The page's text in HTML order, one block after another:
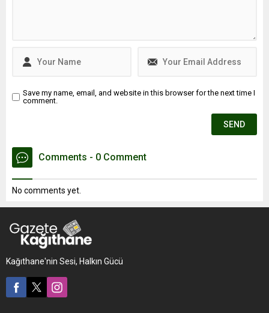
Save my name, email, and website in this browser for the next time I
comment.
Comments - 0 Comment
No comments yet.
Kağıthane'nin Sesi, Halkın Gücü